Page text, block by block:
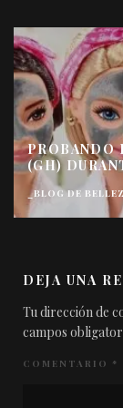
PROBANDO
(GH)
_BLOG DE
DEJA UNA
Tu dirección de
campos
COMENTARIO *